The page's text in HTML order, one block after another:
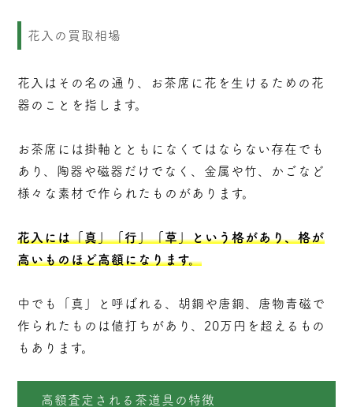
花入の買取相場
花入はその名の通り、お茶席に花を生けるための花
器のことを指します。
お茶席には掛軸とともになくてはならない存在でも
あり、陶器や磁器だけでなく、金属や竹、かごなど
様々な素材で作られたものがあります。
花入には「真」「行」「草」という格があり、格が
高いものほど高額になります。
中でも「真」と呼ばれる、胡銅や唐銅、唐物青磁で
作られたものは値打ちがあり、20万円を超えるもの
もあります。
高額査定される茶道具の特徴